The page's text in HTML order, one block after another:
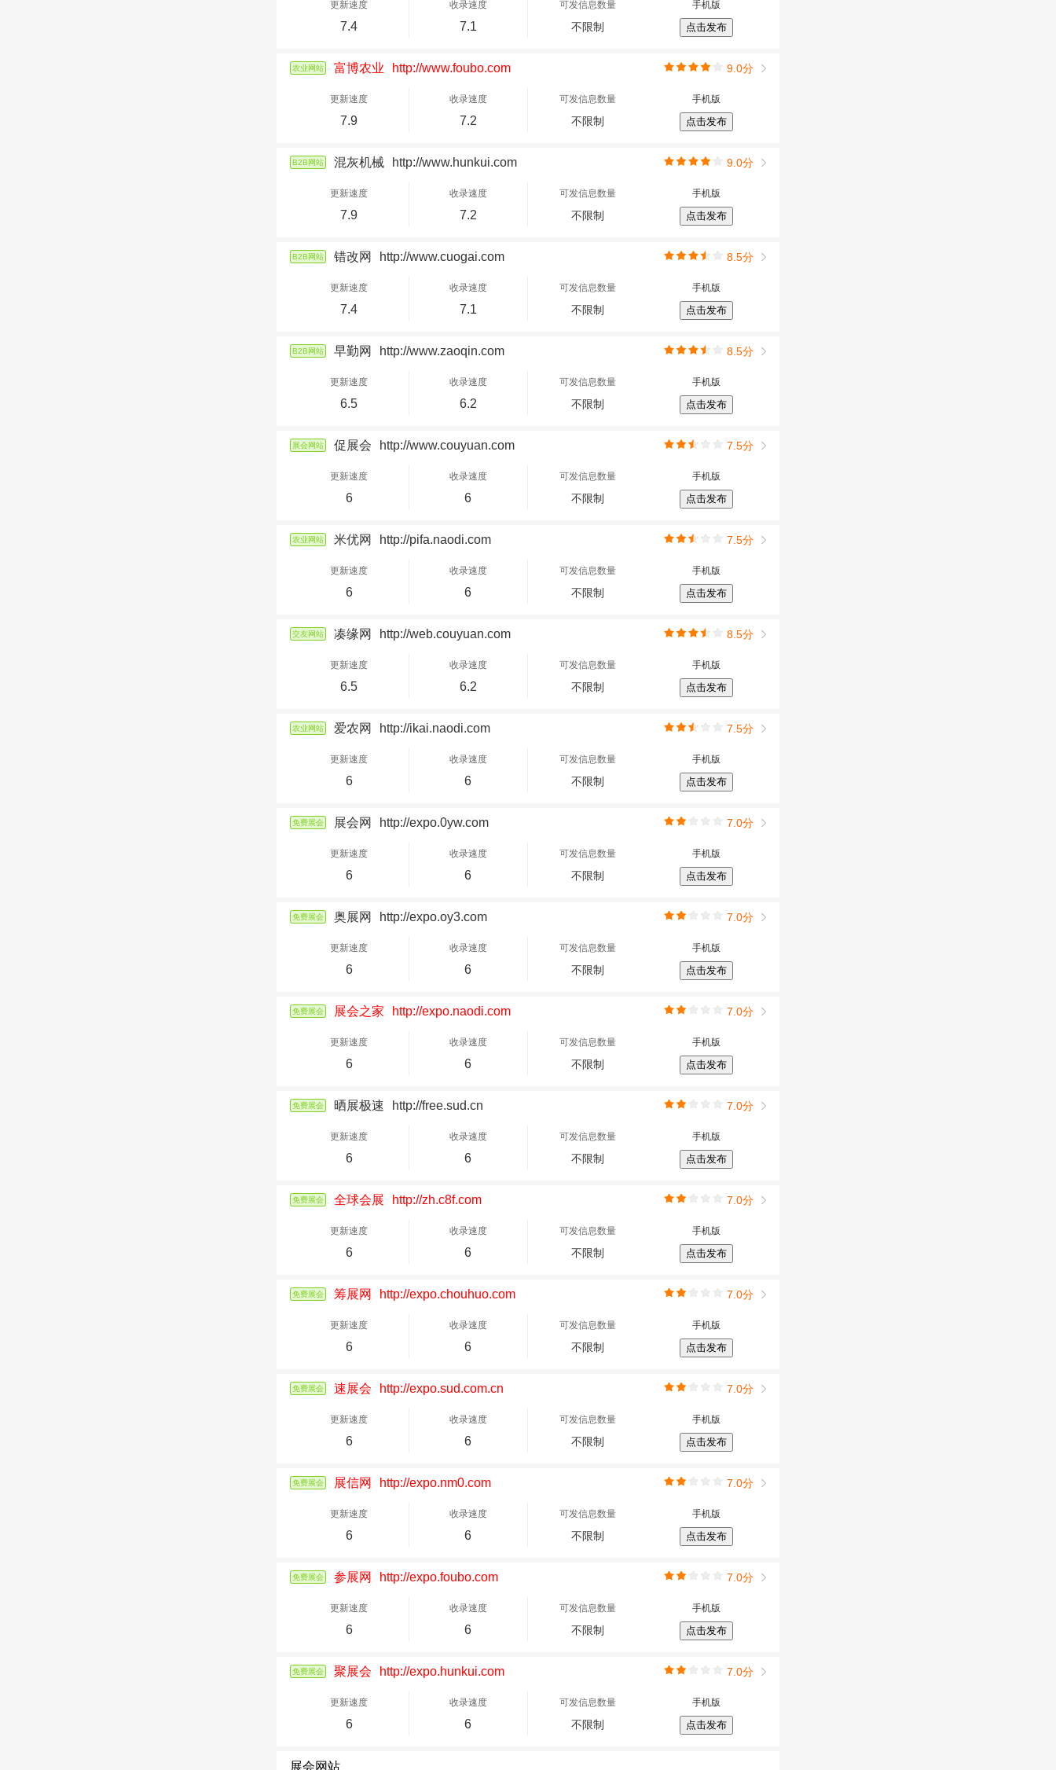
更新速度
7.4
收录速度
7.1
可发信息数量
不限制
手机版
点击发布
农业网站 富博农业 http://www.foubo.com 9.0分
更新速度
7.9
收录速度
7.2
可发信息数量
不限制
手机版
点击发布
B2B网站 混灰机械 http://www.hunkui.com 9.0分
更新速度
7.9
收录速度
7.2
可发信息数量
不限制
手机版
点击发布
B2B网站 错改网 http://www.cuogai.com 8.5分
更新速度
7.4
收录速度
7.1
可发信息数量
不限制
手机版
点击发布
B2B网站 早勤网 http://www.zaoqin.com 8.5分
更新速度
6.5
收录速度
6.2
可发信息数量
不限制
手机版
点击发布
展会网站 促展会 http://www.couyuan.com 7.5分
更新速度
6
收录速度
6
可发信息数量
不限制
手机版
点击发布
农业网站 米优网 http://pifa.naodi.com 7.5分
更新速度
6
收录速度
6
可发信息数量
不限制
手机版
点击发布
交友网站 凑缘网 http://web.couyuan.com 8.5分
更新速度
6.5
收录速度
6.2
可发信息数量
不限制
手机版
点击发布
农业网站 爱农网 http://ikai.naodi.com 7.5分
更新速度
6
收录速度
6
可发信息数量
不限制
手机版
点击发布
免费展会 展会网 http://expo.0yw.com 7.0分
更新速度
6
收录速度
6
可发信息数量
不限制
手机版
点击发布
免费展会 奥展网 http://expo.oy3.com 7.0分
更新速度
6
收录速度
6
可发信息数量
不限制
手机版
点击发布
免费展会 展会之家 http://expo.naodi.com 7.0分
更新速度
6
收录速度
6
可发信息数量
不限制
手机版
点击发布
免费展会 晒展极速 http://free.sud.cn 7.0分
更新速度
6
收录速度
6
可发信息数量
不限制
手机版
点击发布
免费展会 全球会展 http://zh.c8f.com 7.0分
更新速度
6
收录速度
6
可发信息数量
不限制
手机版
点击发布
免费展会 筹展网 http://expo.chouhuo.com 7.0分
更新速度
6
收录速度
6
可发信息数量
不限制
手机版
点击发布
免费展会 速展会 http://expo.sud.com.cn 7.0分
更新速度
6
收录速度
6
可发信息数量
不限制
手机版
点击发布
免费展会 展信网 http://expo.nm0.com 7.0分
更新速度
6
收录速度
6
可发信息数量
不限制
手机版
点击发布
免费展会 参展网 http://expo.foubo.com 7.0分
更新速度
6
收录速度
6
可发信息数量
不限制
手机版
点击发布
免费展会 聚展会 http://expo.hunkui.com 7.0分
更新速度
6
收录速度
6
可发信息数量
不限制
手机版
点击发布
展会网站